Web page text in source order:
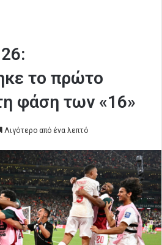
το πρώτο
φάση των «16»
Λιγότερο από ένα λεπτό